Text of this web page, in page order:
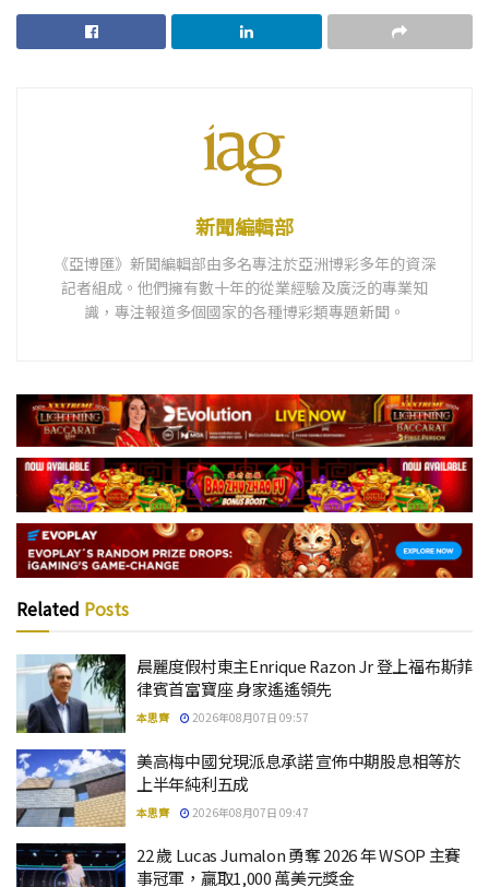
新聞編輯部
《亞博匯》新聞編輯部由多名專注於亞洲博彩多年的資深
記者組成。他們擁有數十年的從業經驗及廣泛的專業知
識，專注報道多個國家的各種博彩類專題新聞。
Related Posts
晨麗度假村東主Enrique Razon Jr 登上福布斯菲
律賓首富寶座 身家遙遙領先
本思齊 2026年08月07日 09:57
美高梅中國兌現派息承諾 宣佈中期股息相等於
上半年純利五成
本思齊 2026年08月07日 09:47
22 歲 Lucas Jumalon 勇奪 2026 年 WSOP 主賽
事冠軍，贏取1,000 萬美元獎金